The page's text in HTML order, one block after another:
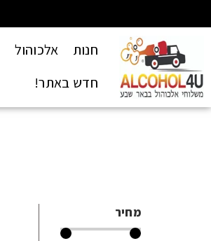
חנות אלכוהול
חדש באתר!
מחיר